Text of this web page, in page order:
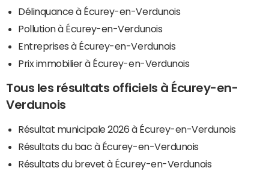
Délinquance à Écurey-en-Verdunois
Pollution à Écurey-en-Verdunois
Entreprises à Écurey-en-Verdunois
Prix immobilier à Écurey-en-Verdunois
Tous les résultats officiels à Écurey-en-
Verdunois
Résultat municipale 2026 à Écurey-en-Verdunois
Résultats du bac à Écurey-en-Verdunois
Résultats du brevet à Écurey-en-Verdunois